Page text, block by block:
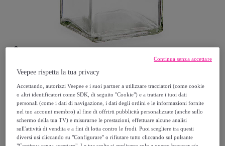
DAM
Barattolo di vetro con tappo di sughero e
capacità di 250ml.
Modello: UNICA
Veepee rispetta la tua privacy
Accettando, autorizzi Veepee e i suoi partner a utilizzare tracciatori (come cookie
o altri identificatori come SDK, di seguito "Cookie") e a trattare i tuoi dati
personali (come i dati di navigazione, i dati degli ordini e le informazioni fornite
nel tuo account membro) al fine di offrirti pubblicità personalizzate (anche sullo
schermo della tua TV) e misurarne le prestazioni, effettuare alcune analisi
sull'attività di vendita e a fini di lotta contro le frodi. Puoi scegliere tra questi
diversi usi cliccando su "Configurare" o rifiutare tutto cliccando sul pulsante
Continua senza accettare